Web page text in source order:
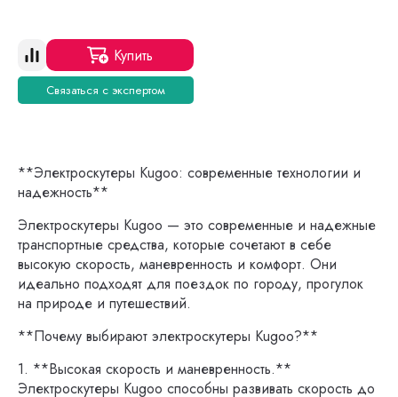
Купить
Связаться с экспертом
**Электроскутеры Kugoo: современные технологии и
надежность**
Электроскутеры Kugoo — это современные и надежные
транспортные средства, которые сочетают в себе
высокую скорость, маневренность и комфорт. Они
идеально подходят для поездок по городу, прогулок
на природе и путешествий.
**Почему выбирают электроскутеры Kugoo?**
1. **Высокая скорость и маневренность.**
Электроскутеры Kugoo способны развивать скорость до